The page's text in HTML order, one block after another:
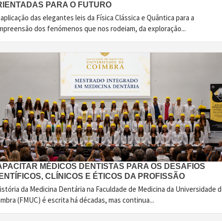
PARA O FUTURO
das elegantes leis da Física Clássica e Quântica para a
dos fenómenos que nos rodeiam, da exploração...
MÉDICOS DENTISTAS PARA OS DESAFIOS
CLÍNICOS E ÉTICOS DA PROFISSÃO
da Medicina Dentária na Faculdade de Medicina da Universidade
(FMUC) é escrita há décadas, mas continua...